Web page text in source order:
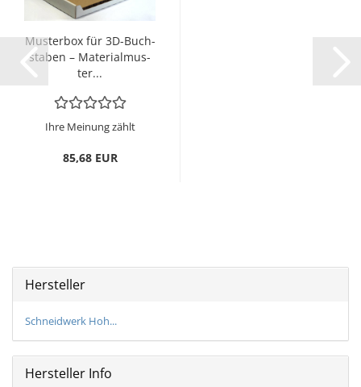
Mus­ter­box für 3D-​Buch­
sta­ben – Ma­te­ri­al­mus­
ter...
Ihre Meinung zählt
85,68 EUR
Hersteller
Schneidwerk Hoh...
Hersteller Info